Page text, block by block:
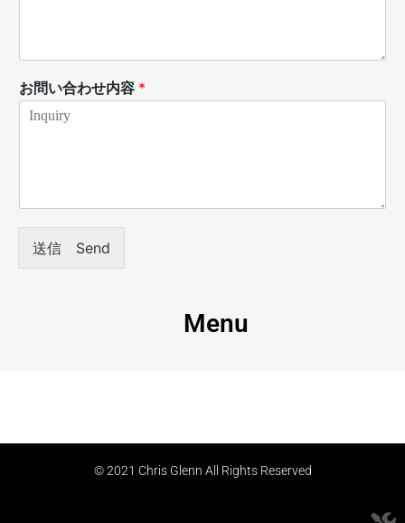
お問い合わせ内容 *
送信 Send
Menu
© 2021 Chris Glenn All Rights Reserved